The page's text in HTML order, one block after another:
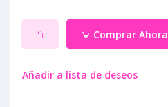
Comprar Ahora
Añadir a lista de deseos